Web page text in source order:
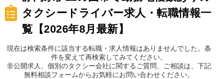
タクシードライバー求人・転職情報一
覧【2026年8月最新】
現在は検索条件に該当する転職・求人情報はありませんでした。条
件を変えて再検索してみてください。
非公開求人、個別のタクシー会社に関するご質問、ご相談は、下記
無料相談フォームからお気軽にお問い合わせください。